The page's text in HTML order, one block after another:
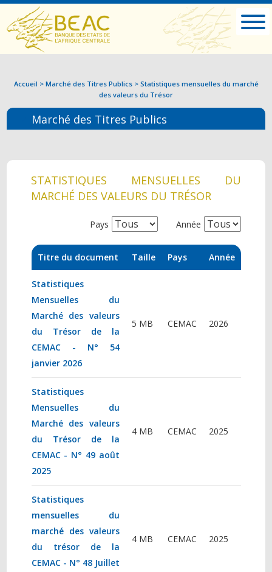
Accueil > Marché des Titres Publics> Statistiques mensuelles du marché
des valeurs du Trésor
Marché des Titres Publics
STATISTIQUES MENSUELLES DU
MARCHÉ DES VALEURS DU TRÉSOR
Pays Année
Titre du document Taille Pays Année
Statistiques
Mensuelles du
Marché des valeurs
du Trésor de la
CEMAC - N° 54
janvier 2026
5 MB CEMAC 2026
Statistiques
Mensuelles du
Marché des valeurs
du Trésor de la
CEMAC - N° 49 août
2025
4 MB CEMAC 2025
Statistiques
mensuelles du
marché des valeurs
du trésor de la
CEMAC - N° 48 Juillet
4 MB CEMAC 2025